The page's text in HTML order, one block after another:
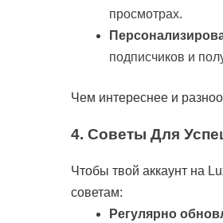
просмотрах.
подписчиков и
Чем интереснее и
4. Советы Для
Чтобы твой аккаунт на
советам:
Регулярно